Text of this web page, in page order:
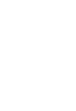
بالسواحل والصحاري
الأمريكي
الثانوية